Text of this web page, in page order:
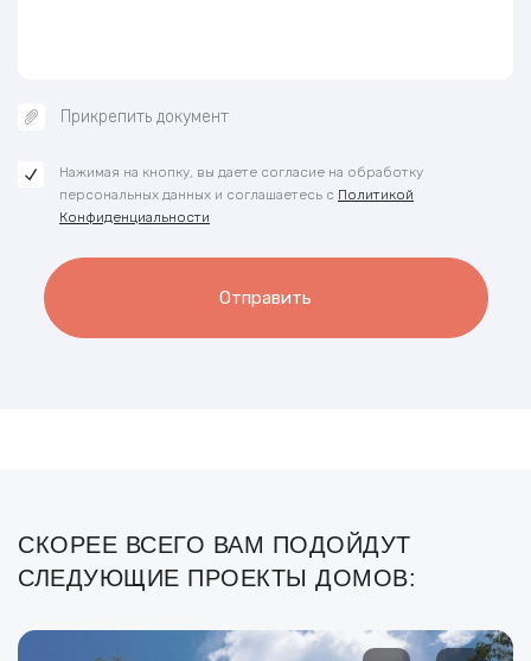
Нажимая на кнопку, вы даете согласие на обработку
персональных данных и соглашаетесь с Политикой
Конфиденциальности
Отправить
Прикрепить документ
СКОРЕЕ ВСЕГО ВАМ ПОДОЙДУТ
СЛЕДУЮЩИЕ ПРОЕКТЫ ДОМОВ: